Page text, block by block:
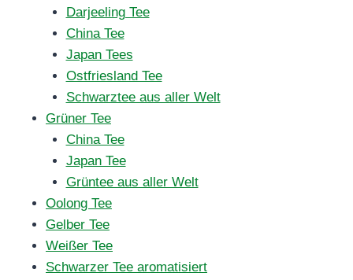
Darjeeling Tee
China Tee
Japan Tees
Ostfriesland Tee
Schwarztee aus aller Welt
Grüner Tee
China Tee
Japan Tee
Grüntee aus aller Welt
Oolong Tee
Gelber Tee
Weißer Tee
Schwarzer Tee aromatisiert